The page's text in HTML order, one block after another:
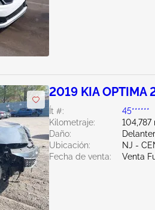
2019 KIA OPTIMA
Ít #:
45******
Kilometraje:
104,787
Daño:
Ubicación:
NJ -
Fecha de venta:
Venta